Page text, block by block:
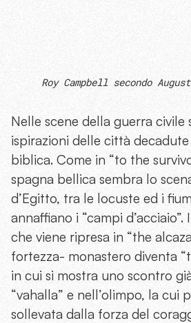
Roy Campbell secondo
Nelle scene della guerra civile
ispirazioni delle città
biblica. Come in “to the
spagna bellica sembra lo
d’Egitto, tra le locuste ed i
annaffiano i “campi
che viene ripresa in “the
fortezza- monastero diventa
in cui si mostra uno scontro
“vahalla” e nell’olimpo, la cui
sollevata dalla forza del